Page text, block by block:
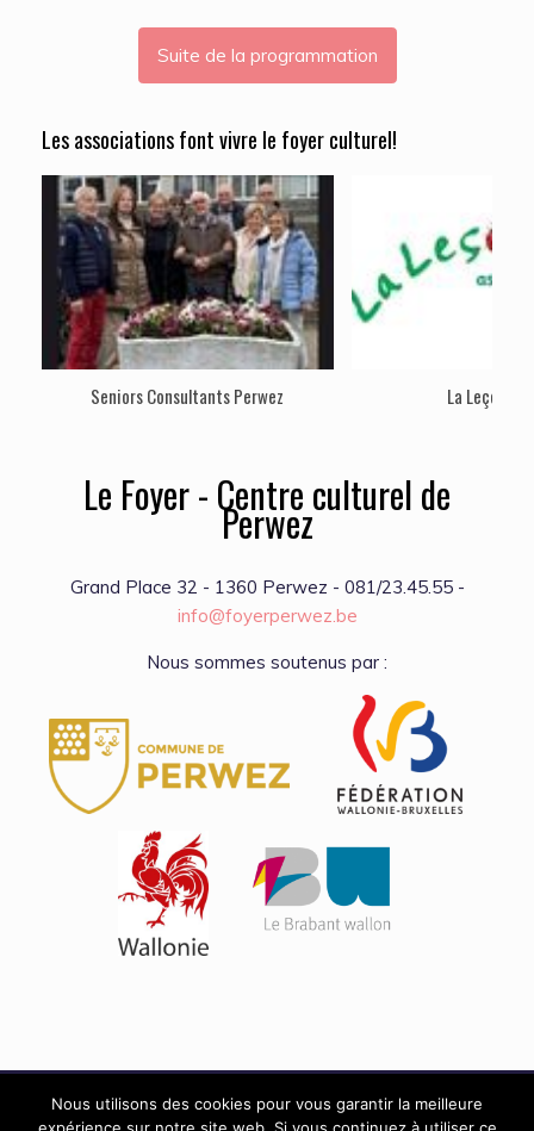
Suite de la programmation
Les associations font vivre le foyer culturel!
Seniors Consultants Perwez La Leçon
Le Foyer - Centre culturel de
Perwez
Grand Place 32 - 1360 Perwez - 081/23.45.55 -
info@foyerperwez.be
Nous sommes soutenus par :
Nous utilisons des cookies pour vous garantir la meilleure